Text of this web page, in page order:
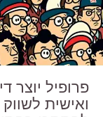
פרופיל יוצר
ואישית